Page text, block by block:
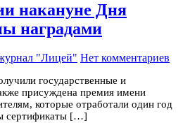
накануне Дня
наградами
"Лицей" Нет комментариев
государственные и
присуждена премия имени
которые отработали один год
сертификаты […]